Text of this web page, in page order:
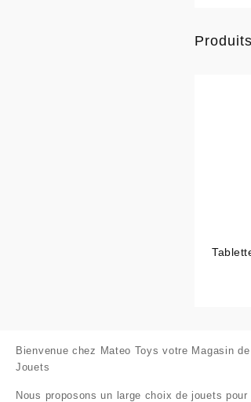
Bienvenue chez Mateo Toys votre Magasin de
Jouets
Nous proposons un large choix de jouets pour